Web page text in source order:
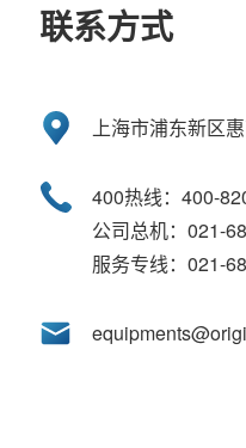
联系方式
上海市浦东新区
400热线：400-
公司总机：021-
服务专线：021-